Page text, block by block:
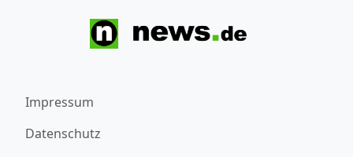
Impressum
Datenschutz